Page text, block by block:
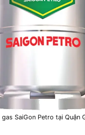
SaiGon Petro tại Quận